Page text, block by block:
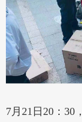
7月21日20：30